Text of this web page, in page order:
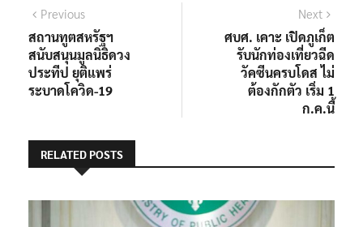
แนะแนว
เรื่อง
PreviousPrevious
post:
สถานทูตสหรัฐฯ
สนับสนุนมูลนิธิดวง
ประทีป ยุติแพร่
ระบาดโควิด-19
Next
ศบศ. เคาะ เปิดภูเก็ต
รับนักท่องเที่ยวฉีด
วัคซีนครบโดส ไม่
ต้องกักตัว เริ่ม 1
ก.ค.นี้
RELATED POSTS